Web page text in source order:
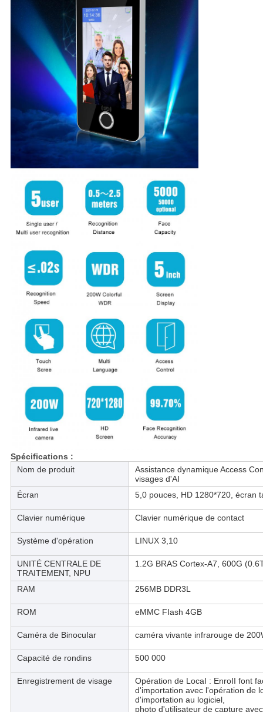
Spécifications :
Nom de produit
Assistance dynamique Access
visages d'AI
Écran
5,0 pouces, HD 1280*720, écran
Clavier numérique Clavier numérique de contact
Système d'opération LINUX 3,10
UNITÉ CENTRALE DE
TRAITEMENT, NPU
1.2G BRAS Cortex-A7, 600G
RAM 256MB DDR3L
ROM eMMC FIash 4GB
Caméra de BinocuIar caméra vivante infrarouge de
Capacité de rondins 500 000
Enregistrement de visage
Opération de LocaI : EnroII font
d'importation avec l'opération de
d'importation au logiciel,
photo d'utilisateur de capture